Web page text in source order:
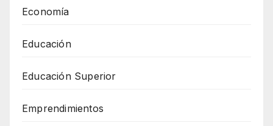
Economía
Educación
Educación Superior
Emprendimientos